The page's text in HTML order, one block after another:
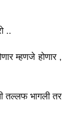
..
म्हणजे होणार ,
तल्लफ भागली तर